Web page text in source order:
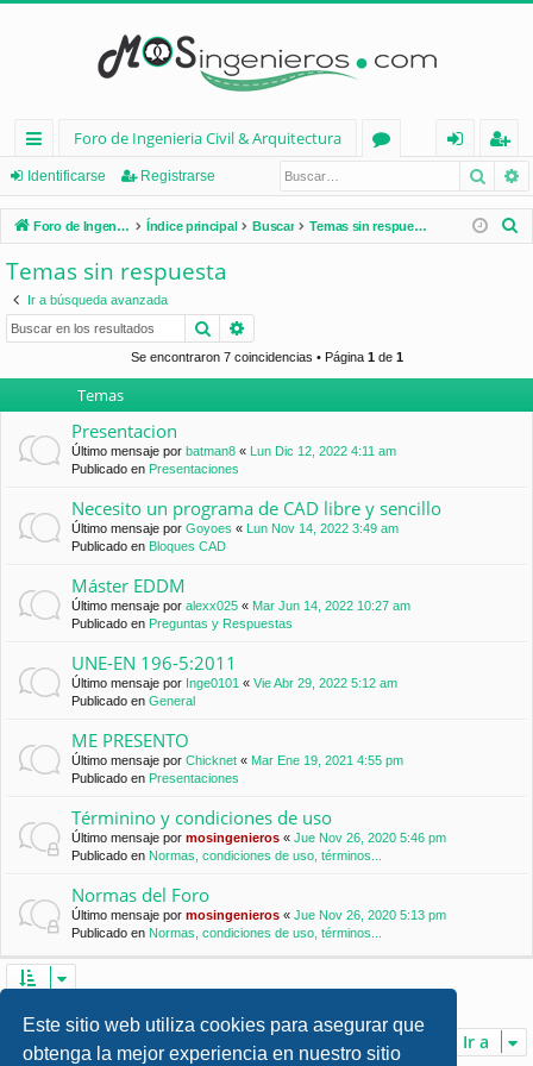
Este sitio web utiliza cookies para asegurar que
obtenga la mejor experiencia en nuestro sitio
nl
ac
es
rá
pi
Foro de Ingenieria Civil & Arquitectura
os
nt
ifi
eg
ist
ra
Identificarse Registrarse
Foro de Ingenieria Civil & Arquitectura Índice principal Buscar Temas sin respuesta
Temas sin respuesta
Ir a búsqueda avanzada
Buscar
Se encontraron 7 coincidencias • Página 1de 1
Temas
Presentacion
Último mensaje por batman8 «
Lun Dic 12, 2022 4:11 am
Publicado en Presentaciones
Necesito un programa de CAD libre y sencillo
Último mensaje por Goyoes «
Lun Nov 14, 2022 3:49 am
Publicado en Bloques CAD
Máster EDDM
Último mensaje por alexx025 « Mar Jun 14, 2022 10:27 am
Publicado en Preguntas y Respuestas
UNE-EN 196-5:2011
Último mensaje por Inge0101 « Vie Abr 29, 2022 5:12 am
Publicado en General
ME PRESENTO
Último mensaje por Chicknet « Mar Ene 19, 2021 4:55 pm
Publicado en Presentaciones
Términino y condiciones de uso
Último mensaje por mosingenieros « Jue Nov 26, 2020 5:46 pm
Publicado en Normas, condiciones de uso, términos...
Normas del Foro
Último mensaje por mosingenieros « Jue Nov 26, 2020 5:13 pm
Publicado en Normas, condiciones de uso, términos...
Ir a